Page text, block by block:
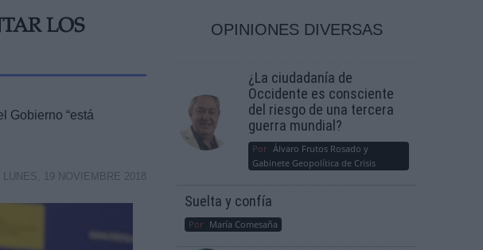
LOS
Gobierno “está
LUNES, 19 NOVIEMBRE 2018
OPINIONES DIVERSAS
¿La ciudadanía de
Occidente es consciente
del riesgo de una tercera
guerra mundial?
Por Álvaro Frutos Rosado y
Gabinete Geopolítica de Crisis
Suelta y confía
Por María Comesaña